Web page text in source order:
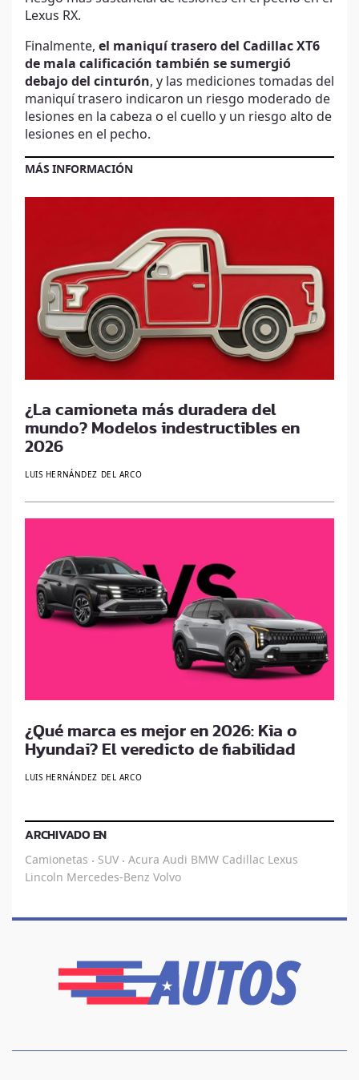
Lexus RX.
Finalmente, el maniquí trasero del Cadillac XT6
de mala calificación también se sumergió
debajo del cinturón, y las mediciones tomadas del
maniquí trasero indicaron un riesgo moderado de
lesiones en la cabeza o el cuello y un riesgo alto de
lesiones en el pecho.
MÁS INFORMACIÓN
¿La camioneta más duradera del
mundo? Modelos indestructibles en
2026
LUIS HERNÁNDEZ DEL ARCO
¿Qué marca es mejor en 2026: Kia o
Hyundai? El veredicto de fiabilidad
LUIS HERNÁNDEZ DEL ARCO
ARCHIVADO EN
Camionetas · SUV · Acura Audi BMW Cadillac
Lexus
Lincoln Mercedes-Benz Volvo